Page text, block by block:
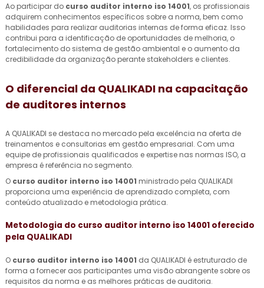
Ao participar do curso auditor interno iso 14001, os profissionais
adquirem conhecimentos específicos sobre a norma, bem como
habilidades para realizar auditorias internas de forma eficaz. Isso
contribui para a identificação de oportunidades de melhoria, o
fortalecimento do sistema de gestão ambiental e o aumento da
credibilidade da organização perante stakeholders e clientes.
O diferencial da QUALIKADI na capacitação
de auditores internos
A QUALIKADI se destaca no mercado pela excelência na oferta de
treinamentos e consultorias em gestão empresarial. Com uma
equipe de profissionais qualificados e expertise nas normas ISO, a
empresa é referência no segmento.
O curso auditor interno iso 14001 ministrado pela QUALIKADI
proporciona uma experiência de aprendizado completa, com
conteúdo atualizado e metodologia prática.
Metodologia do curso auditor interno iso 14001 oferecido
pela QUALIKADI
O curso auditor interno iso 14001 da QUALIKADI é estruturado de
forma a fornecer aos participantes uma visão abrangente sobre os
requisitos da norma e as melhores práticas de auditoria.